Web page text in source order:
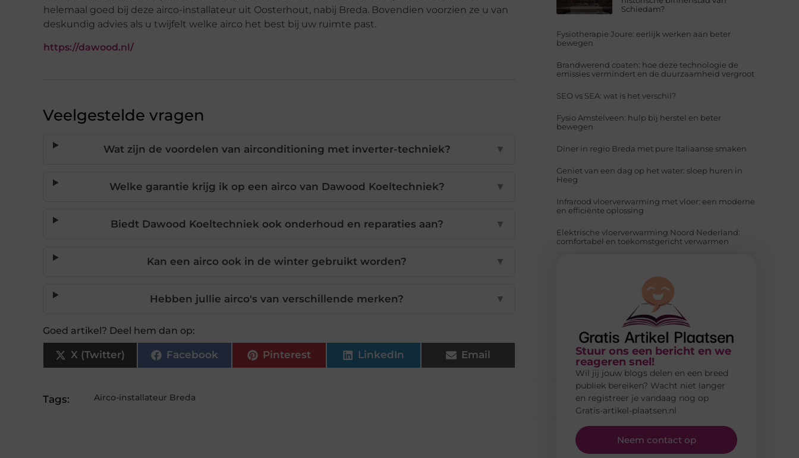
helemaal goed bij deze airco-installateur uit Oosterhout, nabij Breda. Bovendien voorzien ze u van
deskundig advies als u twijfelt welke airco het best bij uw ruimte past.
https://dawood.nl/
Veelgestelde vragen
Wat zijn de voordelen van airconditioning met inverter-techniek? ▼
Welke garantie krijg ik op een airco van Dawood Koeltechniek? ▼
Biedt Dawood Koeltechniek ook onderhoud en reparaties aan? ▼
Kan een airco ook in de winter gebruikt worden? ▼
Hebben jullie airco's van verschillende merken? ▼
Goed artikel? Deel hem dan op:
X (Twitter) Facebook Pinterest LinkedIn Email
Tags: Airco-installateur Breda
Schiedam?
Fysiotherapie Joure: eerlijk werken aan beter
bewegen
Brandwerend coaten: hoe deze technologie de
emissies vermindert en de duurzaamheid vergroot
SEO vs SEA: wat is het verschil?
Fysio Amstelveen: hulp bij herstel en beter
bewegen
Diner in regio Breda met pure Italiaanse smaken
Geniet van een dag op het water: sloep huren in
Heeg
Infrarood vloerverwarming met vloer: een moderne
en efficiënte oplossing
Elektrische vloerverwarming Noord Nederland:
comfortabel en toekomstgericht verwarmen
Stuur ons een bericht en we
reageren snel!
Wil jij jouw blogs delen en een breed
publiek bereiken? Wacht niet langer
en registreer je vandaag nog op
Gratis-artikel-plaatsen.nl
Neem contact op